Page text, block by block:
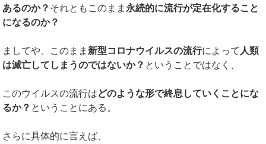
あるのか？ それともこのまま永続的に流行が定在化すること
になるのか？
ましてや、このまま新型コロナウイルスの流行によって 人類
は滅亡してしまうのではないか？ ということではなく、
このウイルスの流行はどのような形で終息していくことにな
るか？ ということにある。
さらに具体的に言えば、